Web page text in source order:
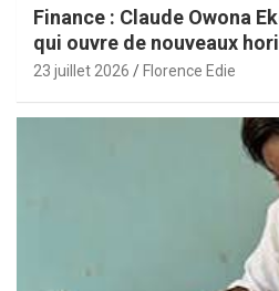
Finance : Claude Owona
qui ouvre de nouveaux
aux PME africaines
23 juillet 2026 Florence Edie